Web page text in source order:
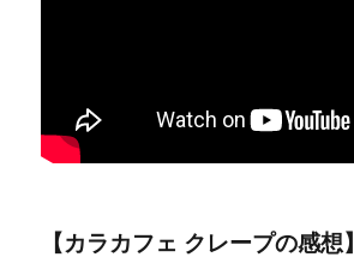
【カラカフェ クレープの感想】